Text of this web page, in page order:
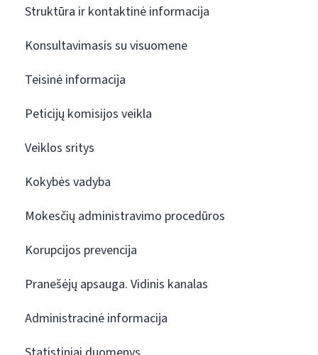
Struktūra ir kontaktinė informacija
Konsultavimasis su visuomene
Teisinė informacija
Peticijų komisijos veikla
Veiklos sritys
Kokybės vadyba
Mokesčių administravimo procedūros
Korupcijos prevencija
Pranešėjų apsauga. Vidinis kanalas
Administracinė informacija